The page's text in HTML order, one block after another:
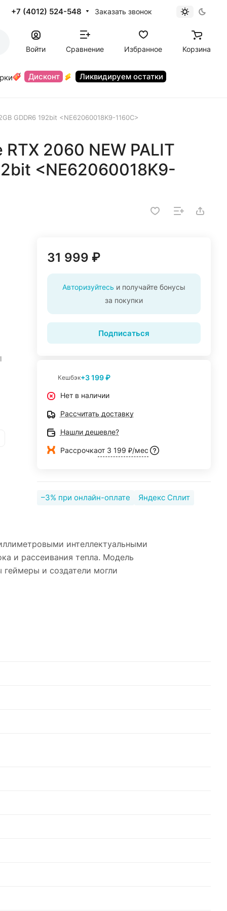
+7 (4012) 524-548 Заказать звонок
Войти Сравнение Избранное Корзина
Дисконт Ликвидируем остатки
GDDR6 192bit <NE62060018K9-1160C>
2060 NEW PALIT
<NE62060018K9-
31 999 ₽
Авторизуйтесь и получайте бонусы
за покупки
Подписаться
Кешбэк+3 199 ₽
Нет в наличии
Рассчитать доставку
Нашли дешевле?
Рассрочкаот 3 199 ₽/мес
–3% при онлайн-оплате Яндекс Сплит
интеллектуальными
и рассеивания тепла. Модель
и создатели могли